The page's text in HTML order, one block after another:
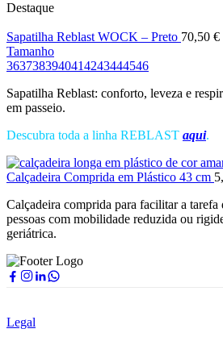
Destaque
Sapatilha Reblast WOCK – Preto 70,50 €
Tamanho
3637383940414243444546
Sapatilha Reblast: conforto, leveza e
em passeio.
Descubra toda a linha REBLAST aqui.
Calçadeira Comprida em Plástico 43 cm
Calçadeira comprida para facilitar a tarefa
pessoas com mobilidade reduzida ou
geriátrica.
Legal